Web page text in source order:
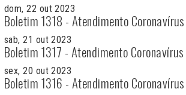
dom, 22 out 2023
Boletim 1318 - Atendimento Coronavírus
sab, 21 out 2023
Boletim 1317 - Atendimento Coronavírus
sex, 20 out 2023
Boletim 1316 - Atendimento Coronavírus